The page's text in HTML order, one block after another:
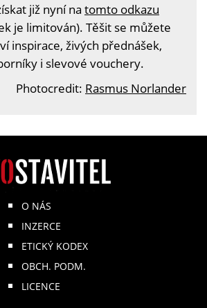
již nyní na tomto odkazu
je limitován). Těšit se můžete
inspirace, živých přednášek,
i slevové vouchery.
Photocredit: Rasmus Norlander
O NÁS
INZERCE
ETICKÝ KODEX
OBCH. PODM.
LICENCE